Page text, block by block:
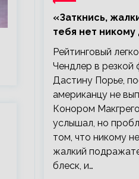
«Заткнись,
тебя нет
Майкл Чендлер –
Рейтинговый
Чендлер в резкой
Дастину Порье,
американцу не
Конором
услышал, но
том, что никому
жалкий
блеск, и…